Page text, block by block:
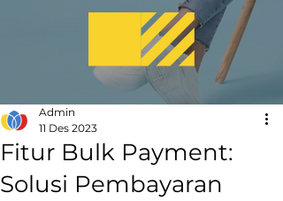
Fitur Bulk Payment:
Solusi Pembayaran
Admin
11 Des 2023